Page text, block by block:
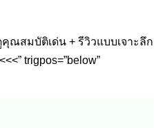
คุณสมบัติเด่น + รีวิวแบบเจาะลึก
trigpos=”below”